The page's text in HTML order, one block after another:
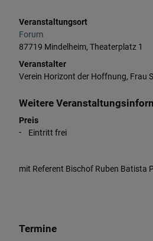
mit Referent Bischof Ruben Batista
Termine
Veranstaltungsort
Forum
87719 Mindelheim, Theaterplatz 1
Veranstalter
Verein Horizont der Hoffnung, Frau
Weitere
Preis
Eintritt frei